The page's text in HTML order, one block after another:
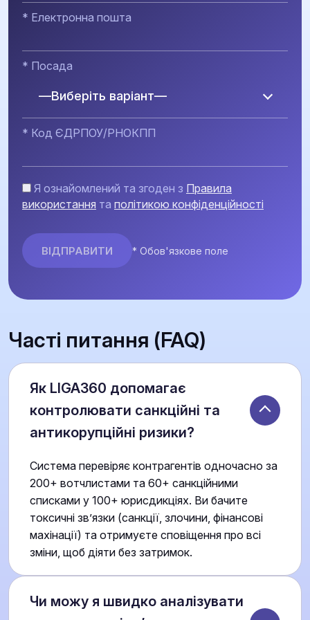
* Електронна пошта
* Посада
—Виберіть варіант—
* Код ЄДРПОУ/РНОКПП
Я ознайомлений та згоден з Правила
використання та політикою конфіденційності
* Обов'язкове поле
Часті питання (FAQ)
Як LIGA360 допомагає
контролювати санкційні та
антикорупційні ризики?
Система перевіряє контрагентів одночасно за
200+ вотчлистами та 60+ санкційними
списками у 100+ юрисдикціях. Ви бачите
токсичні зв’язки (санкції, злочини, фінансові
махінації) та отримуєте сповіщення про всі
зміни, щоб діяти без затримок.
Чи можу я швидко аналізувати